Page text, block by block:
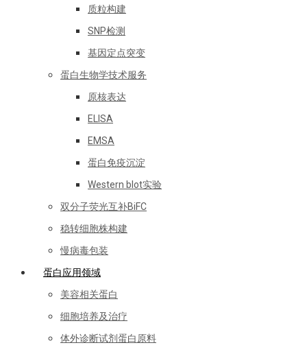
质粒构建
SNP检测
基因定点突变
蛋白生物学技术服务
原核表达
ELISA
EMSA
蛋白免疫沉淀
Western blot实验
双分子荧光互补BiFC
稳转细胞株构建
慢病毒包装
蛋白应用领域
美容相关蛋白
细胞培养及治疗
体外诊断试剂蛋白原料